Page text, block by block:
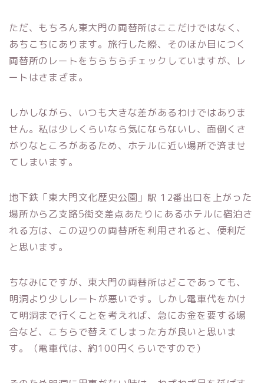
ただ、もちろん東大門の両替所はここだけではなく、
あちこちにあります。旅行した際、そのほか目につく
両替所のレートをちらちらチェックしていますが、レ
ートはさまざま。
しかしながら、いつも大きな差があるわけではありま
せん。私は少しくらいなら気にならないし、面倒くさ
がりなところがあるため、ホテルに近い場所で済ませ
てしまいます。
地下鉄「東大門文化歴史公園」駅 12番出口を上がった
場所から乙支路5街交差点あたりにあるホテルに宿泊さ
れる方は、この辺りの両替所を利用されると、便利だ
と思います。
ちなみにですが、東大門の両替所はどこであっても、
明洞より少しレートが悪いです。しかし電車代をかけ
て明洞まで行くことを考えれば、急にお金を要する場
合など、こちらで替えてしまった方が良いと思いま
す。（電車代は、約100円くらいですので）